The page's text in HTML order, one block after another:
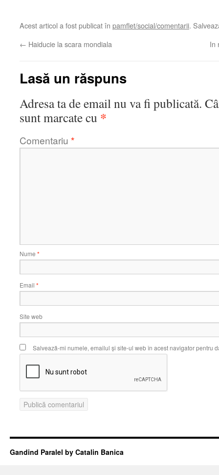
Acest articol a fost publicat în pamflet/social/comentarii.
← Haiducie la scara mondiala In
Lasă un răspuns
Adresa ta de email nu va fi publicată.
sunt marcate cu *
Comentariu *
Nume *
Email *
Site web
Salvează-mi numele, emailul și site-ul web în acest navigator pentru
Gandind Paralel by Catalin Banica